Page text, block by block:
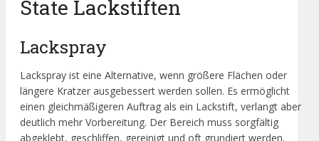
State Lackstiften
Lackspray
Lackspray ist eine Alternative, wenn größere Flächen oder
längere Kratzer ausgebessert werden sollen. Es ermöglicht
einen gleichmäßigeren Auftrag als ein Lackstift, verlangt aber
deutlich mehr Vorbereitung. Der Bereich muss sorgfältig
abgeklebt, geschliffen, gereinigt und oft grundiert werden.